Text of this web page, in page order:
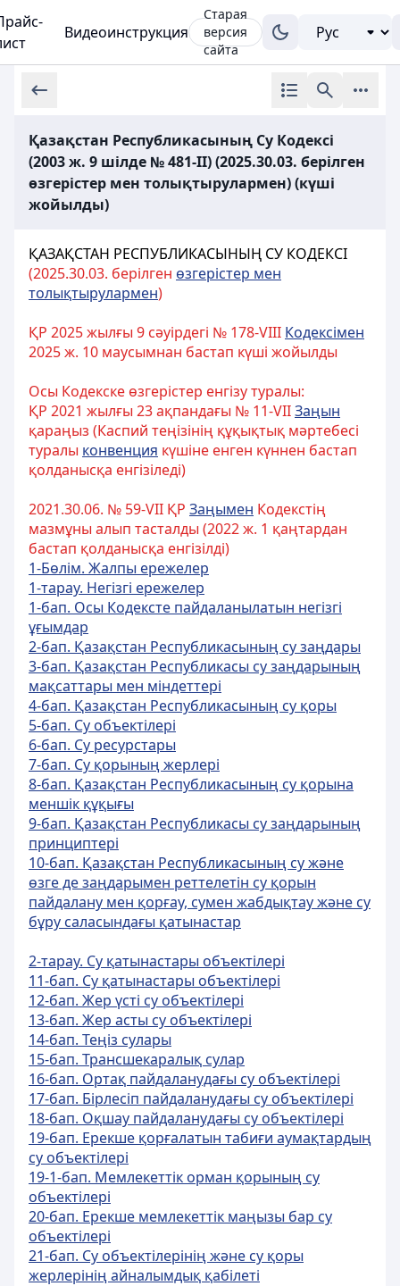
Видеоинструкция
Старая
версия
сайта
Қазақстан Республикасының Су Кодексі
(2003 ж. 9 шілде № 481-ІІ) (2025.30.03. берілген
өзгерістер мен толықтырулармен) (күші
жойылды)
ҚАЗАҚСТАН РЕСПУБЛИКАСЫНЫҢ СУ КОДЕКСІ
(2025.30.03. берілген өзгерістер мен
толықтырулармен)
ҚР 2025 жылғы 9 сәуірдегі № 178-VIII Кодексімен
2025 ж. 10 маусымнан бастап күші жойылды
Осы Кодекске өзгерістер енгізу туралы:
ҚР 2021 жылғы 23 ақпандағы № 11-VIIЗаңын
қараңыз (Каспий теңізінің құқықтық мәртебесі
туралы конвенция күшіне енген күннен бастап
қолданысқа енгізіледі)
2021.30.06. № 59-VII ҚР Заңымен Кодекстің
мазмұны алып тасталды (2022 ж. 1 қаңтардан
бастап қолданысқа енгізілді)
1-Бөлім. Жалпы ережелер
1-тарау. Негізгі ережелер
1-бап. Осы Кодексте пайдаланылатын негізгі
ұғымдар
2-бап. Қазақстан Республикасының су заңдары
3-бап. Қазақстан Республикасы су заңдарының
мақсаттары мен мiндеттерi
4-бап. Қазақстан Республикасының су қоры
5-бап. Су объектiлерi
6-бап. Су ресурстары
7-бап. Су қорының жерлерi
8-бап. Қазақстан Республикасының су қорына
меншiк құқығы
9-бап. Қазақстан Республикасы су заңдарының
принциптерi
10-бап. Қазақстан Республикасының су және
өзге де заңдарымен реттелетiн су қорын
пайдалану мен қорғау, сумен жабдықтау және су
бұру саласындағы қатынастар
2-тарау. Су қатынастары объектілері
11-бап. Су қатынастары объектiлерi
12-бап. Жер үстi су объектiлерi
13-бап. Жер асты су объектiлерi
14-бап. Теңiз сулары
15-бап. Трансшекаралық сулар
16-бап. Ортақ пайдаланудағы су объектiлерi
17-бап. Бiрлесiп пайдаланудағы су объектілерi
18-бап. Оқшау пайдаланудағы су объектiлерi
19-бап. Ерекше қорғалатын табиғи аумақтардың
су объектiлерi
19-1-бап. Мемлекеттік орман қорының су
объектілері
20-бап. Ерекше мемлекеттік маңызы бар су
объектiлерi
21-бап. Су объектiлерiнiң және су қоры
жерлерiнiң айналымдық қабiлетi